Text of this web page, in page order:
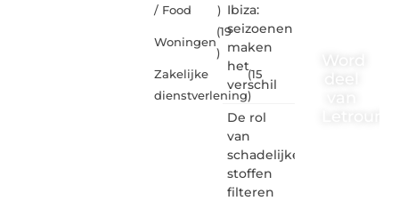
/ Food
)
Woningen
(19
)
Zakelijke
dienstverlening
(15
)
Ibiza:
seizoenen
maken
het
verschil
De rol
van
schadelijke
stoffen
filteren